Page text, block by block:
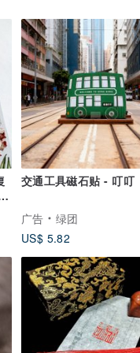
交通工具磁石贴 - 叮叮
广告
绿团
US$ 5.82